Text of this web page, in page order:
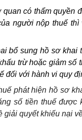
có thẩm quyền
người nộp thuế
bổ sung hồ sơ
trừ hoặc giảm
đối với hành vi quy
phát hiện hồ sơ
số tiền thuế được
giải quyết khiếu nại